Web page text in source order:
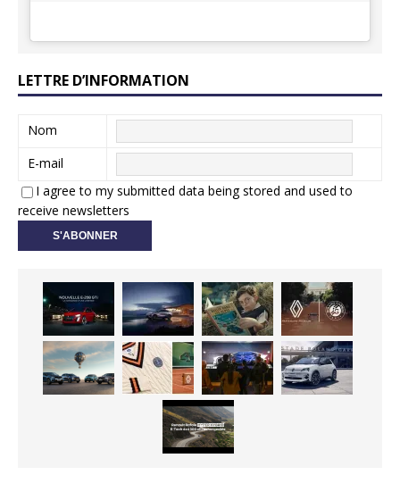
LETTRE D’INFORMATION
Nom
E-mail
I agree to my submitted data being stored and used to
receive newsletters